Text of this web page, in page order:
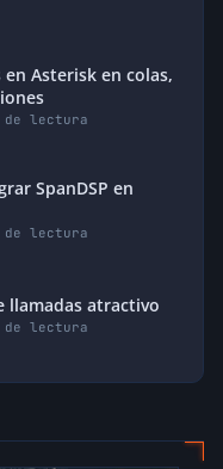
Asterisk en colas,
de lectura
SpanDSP en
de lectura
llamadas atractivo
de lectura